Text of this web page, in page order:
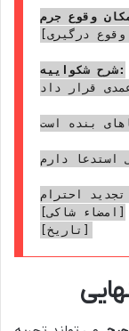
شرح شکواییه:
قرار داد.
بنده است.
دارم.
احترام
[امضاء شاکی]